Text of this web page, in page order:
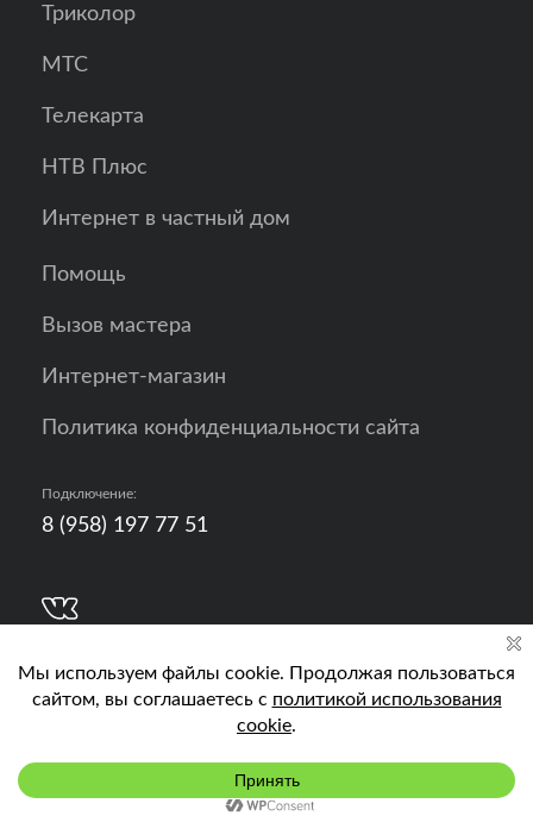
Подключить
Триколор
МТС
Телекарта
НТВ Плюс
Интернет в частный дом
Помощь
Вызов мастера
Интернет-магазин
Политика конфиденциальности сайта
Подключение:
8 (958) 197 77 51
Кислород